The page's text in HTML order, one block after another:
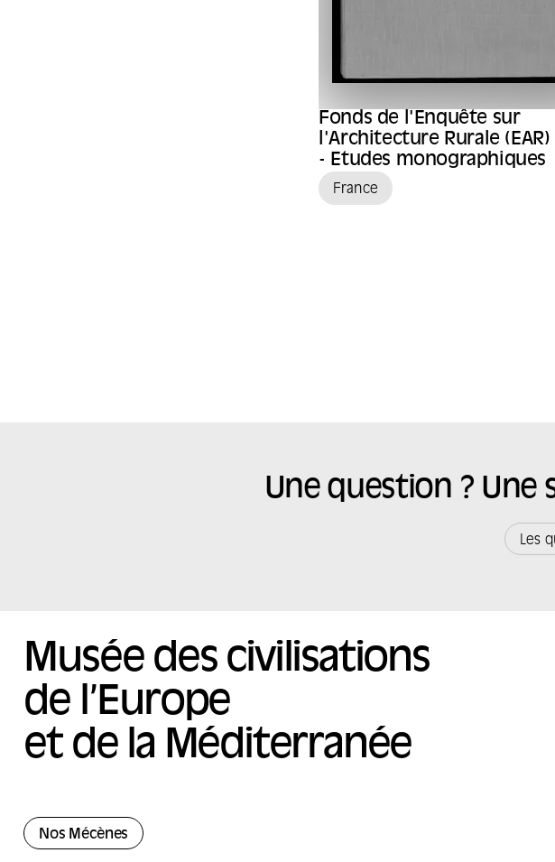
Fonds de l'Enquête sur
l'Architecture Rurale (EAR)
- Etudes monographiques
France
Une question ? Une
Les
Musée des civilisations
de l’Europe
et de la Méditerranée
Nos Mécènes